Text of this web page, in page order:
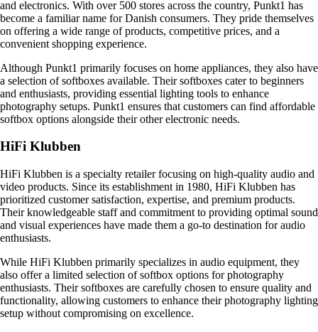
and electronics. With over 500 stores across the country, Punkt1 has
become a familiar name for Danish consumers. They pride themselves
on offering a wide range of products, competitive prices, and a
convenient shopping experience.
Although Punkt1 primarily focuses on home appliances, they also have
a selection of softboxes available. Their softboxes cater to beginners
and enthusiasts, providing essential lighting tools to enhance
photography setups. Punkt1 ensures that customers can find affordable
softbox options alongside their other electronic needs.
HiFi Klubben
HiFi Klubben is a specialty retailer focusing on high-quality audio and
video products. Since its establishment in 1980, HiFi Klubben has
prioritized customer satisfaction, expertise, and premium products.
Their knowledgeable staff and commitment to providing optimal sound
and visual experiences have made them a go-to destination for audio
enthusiasts.
While HiFi Klubben primarily specializes in audio equipment, they
also offer a limited selection of softbox options for photography
enthusiasts. Their softboxes are carefully chosen to ensure quality and
functionality, allowing customers to enhance their photography lighting
setup without compromising on excellence.